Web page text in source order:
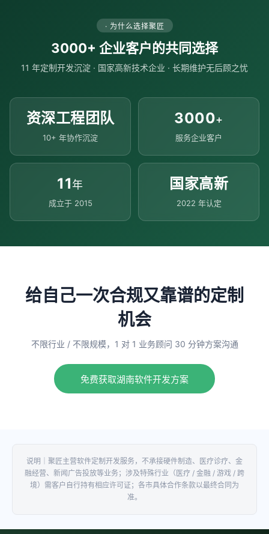
· 为什么选择聚匠
3000+ 企业客户的共同选择
11 年定制开发沉淀 · 国家高新技术企业 · 长期维护无后顾之忧
资深工程团队
10+ 年协作沉淀
3000+
服务企业客户
11年
成立于 2015
国家高新
2022 年认定
给自己一次合规又靠谱的定制
机会
不限行业 / 不限规模，1 对 1 业务顾问 30 分钟方案沟通
免费获取湖南软件开发方案
说明｜聚匠主营软件定制开发服务，不承接硬件制造、医疗诊疗、金
融经营、新闻广告投放等业务；涉及特殊行业（医疗 / 金融 / 游戏 / 跨
境）需客户自行持有相应许可证；各市具体合作条款以最终合同为
准。